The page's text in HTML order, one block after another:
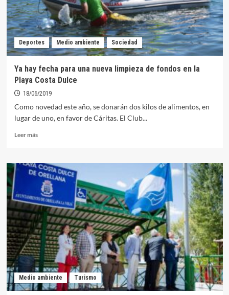
Deportes Medio ambiente Sociedad
Ya hay fecha para una nueva limpieza de fondos en la
Playa Costa Dulce
18/06/2019
Como novedad este año, se donarán dos kilos de alimentos, en
lugar de uno, en favor de Cáritas. El Club...
Leer másLeer
Ya
hay
fecha
para
una
nueva
limpieza
de
fondos
en
la
Playa
Costa
Dulce
Medio ambiente Turismo